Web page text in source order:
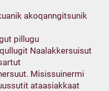
akoqanngitsunik
pillugu
Naalakkersuisut
Misissuinermi
ataasiakkaat